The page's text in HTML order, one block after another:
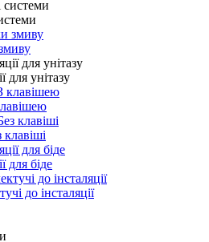
для унітазу
клавіші
для біде
до інсталяції